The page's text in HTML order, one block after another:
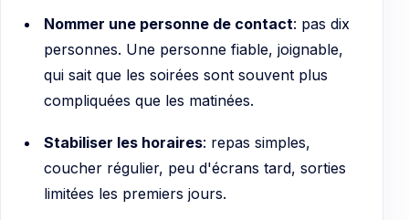
Nommer une personne de contact: pas dix
personnes. Une personne fiable, joignable,
qui sait que les soirées sont souvent plus
compliquées que les matinées.
Stabiliser les horaires: repas simples,
coucher régulier, peu d'écrans tard, sorties
limitées les premiers jours.